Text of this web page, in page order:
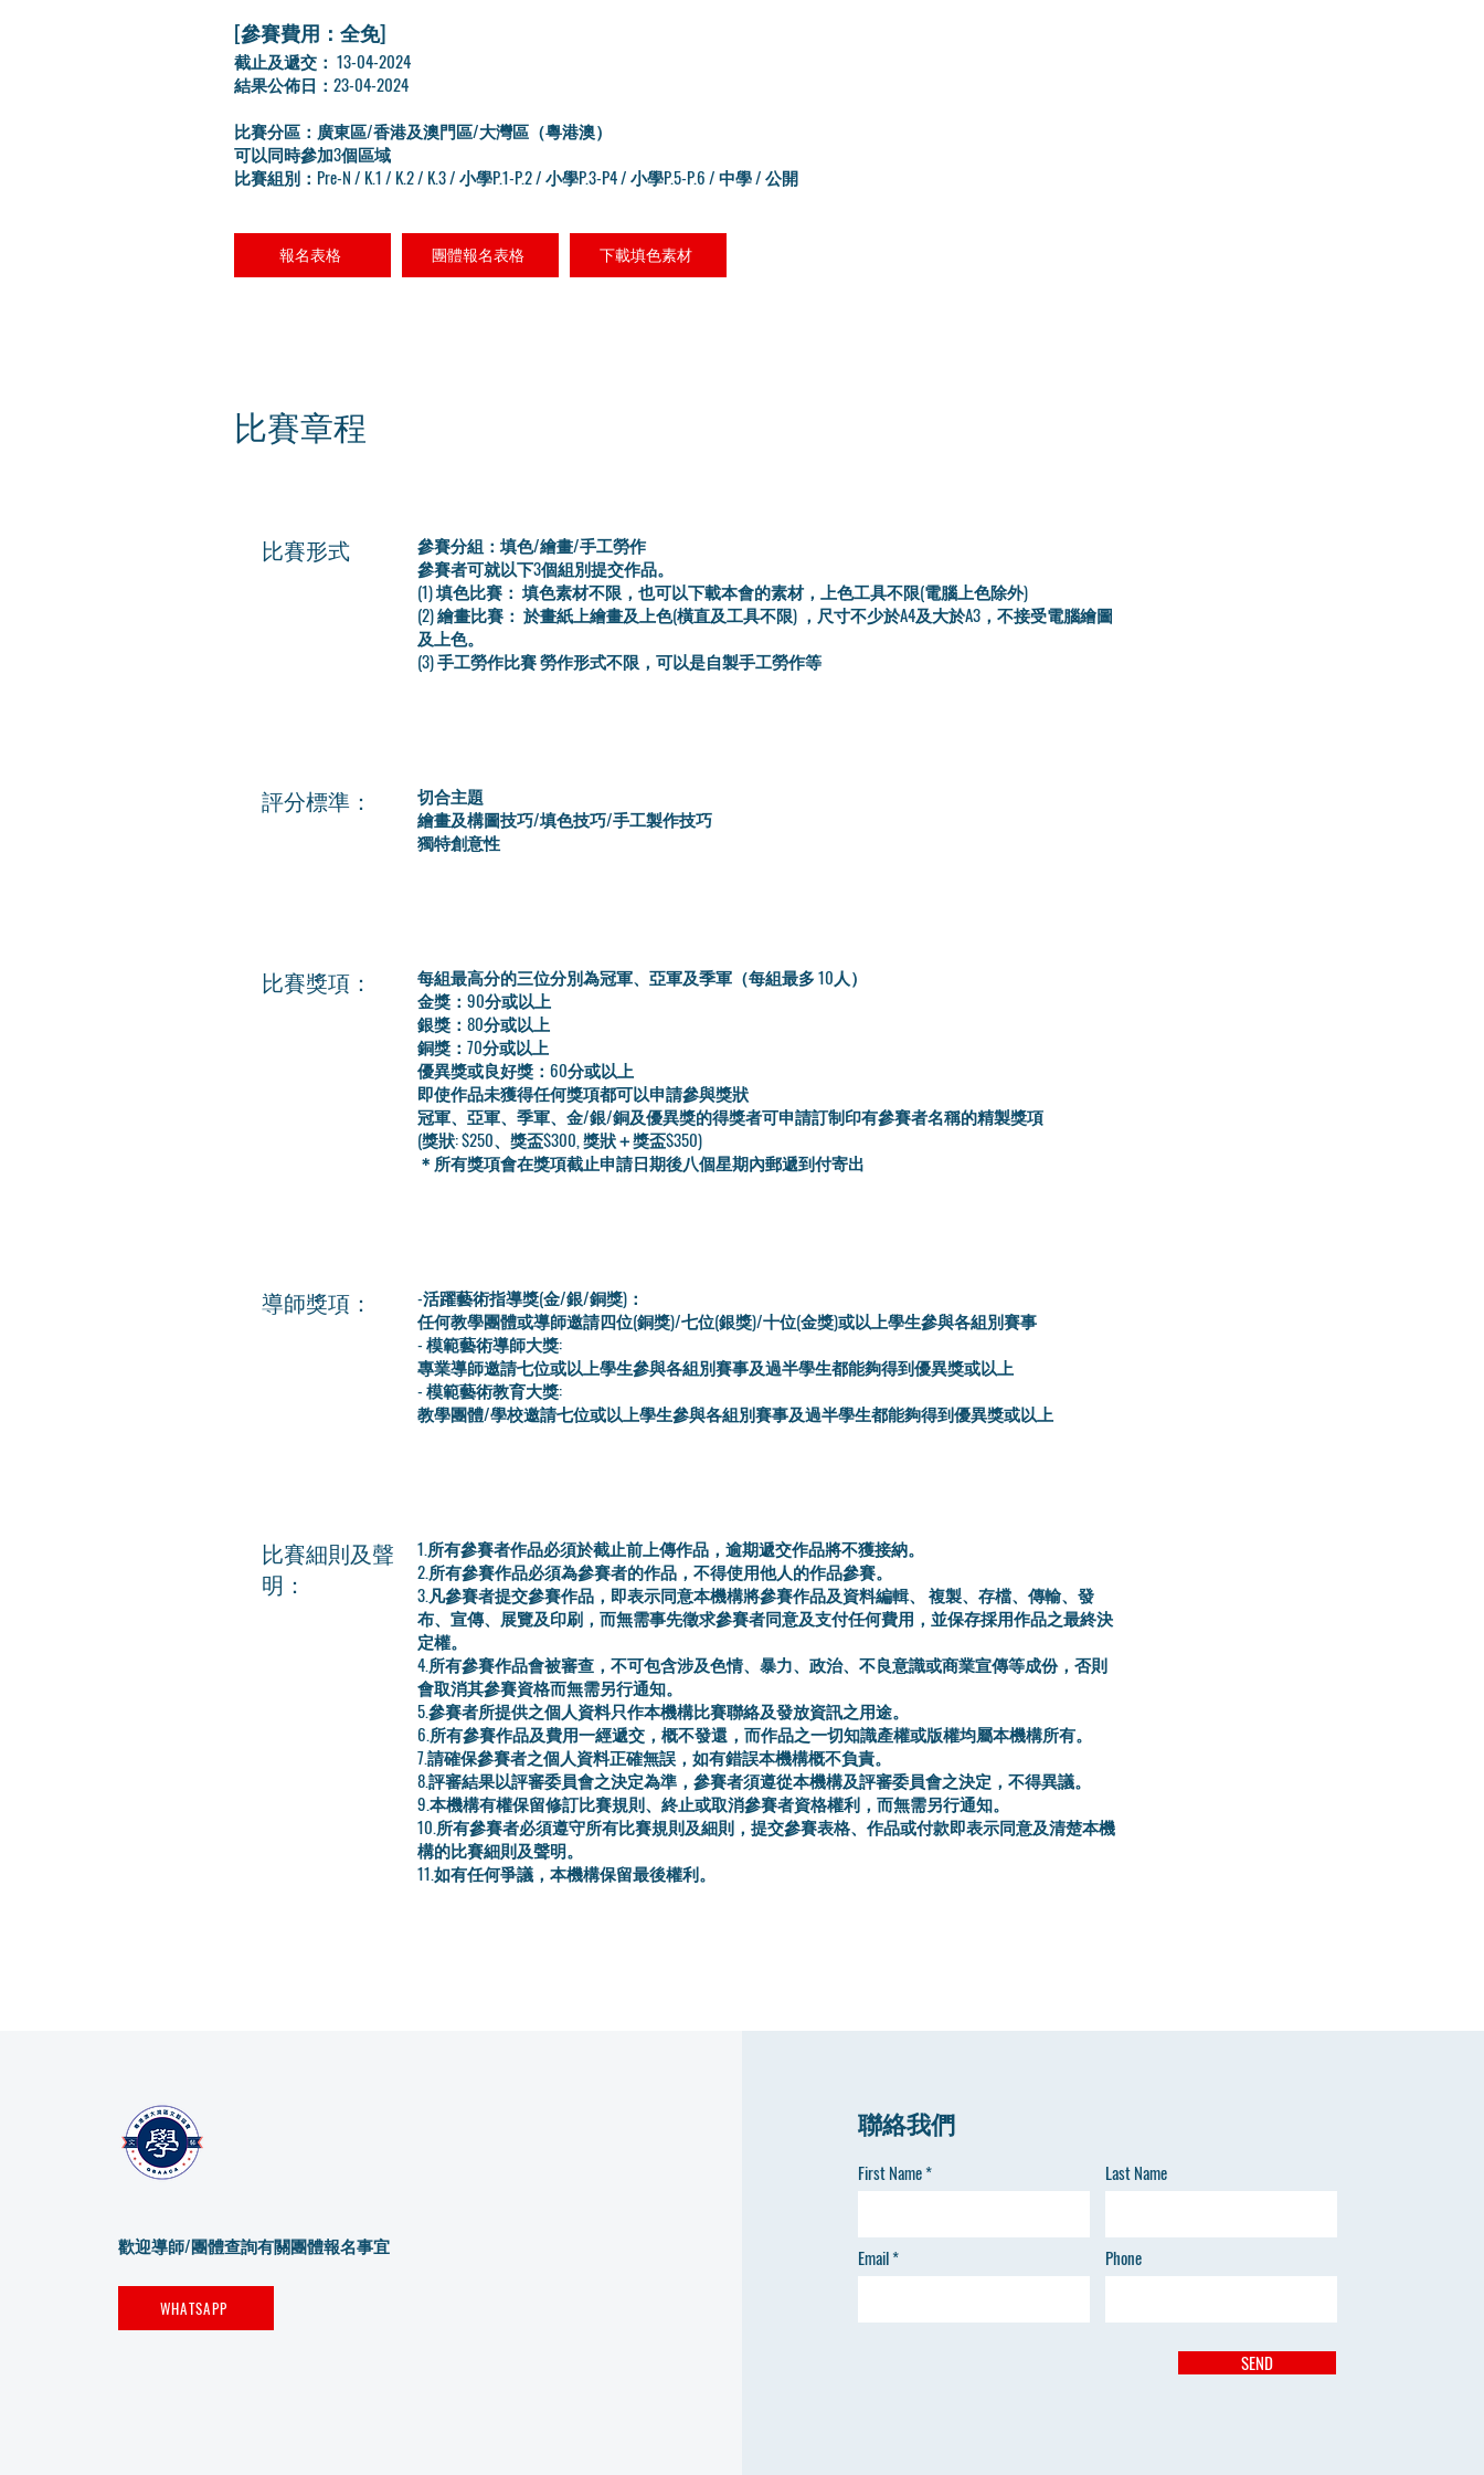
[參賽費用：全免]
​截止及遞交： 13-04-2024
結果公佈日：23-04-2024
比賽分區：廣東區/香港及澳門區/大灣區（粵港澳）
可以同時參加3個區域
比賽組別：Pre-N / K.1 / K.2 / K.3 / 小學P.1-P.2 / 小學P.3-P4 / 小學P.5-P.6 / 中學 / 公開
報名表格 團體報名表格 下載填色素材
比賽章程
比賽形式
參賽分組：填色/繪畫/手工勞作
參賽者可就以下3個組別提交作品。
(1) 填色比賽： 填色素材不限，也可以下載本會的素材，上色工具不限(電腦上色除外)
(2) 繪畫比賽： 於畫紙上繪畫及上色(橫直及工具不限) ，尺寸不少於A4及大於A3，不接受電腦繪圖
及上色。
(3) 手工勞作比賽 勞作形式不限，可以是自製手工勞作等
評分標準：
切合主題
繪畫及構圖技巧/填色技巧/手工製作技巧
獨特創意性
比賽獎項：
每組最高分的三位分別為冠軍、亞軍及季軍（每組最多 10人）
金獎：90分或以上
銀獎：80分或以上
銅獎：70分或以上
優異獎或良好獎：60分或以上
即使作品未獲得任何獎項都可以申請參與獎狀
冠軍、亞軍、季軍、金/銀/銅及優異獎的得獎者可申請訂制印有參賽者名稱的精製獎項
(獎狀: $250、獎盃$300, 獎狀＋獎盃$350)
＊所有獎項會在獎項截止申請日期後八個星期內郵遞到付寄出
導師獎項：
-活躍藝術指導獎(金/銀/銅獎)：
任何教學團體或導師邀請四位(銅獎)/七位(銀獎)/十位(金獎)或以上學生參與各組別賽事
- 模範藝術導師大獎:
專業導師邀請七位或以上學生參與各組別賽事及過半學生都能夠得到優異獎或以上
- 模範藝術教育大獎:
教學團體/學校邀請七位或以上學生參與各組別賽事及過半學生都能夠得到優異獎或以上
比賽細則及聲
明：
1.所有參賽者作品必須於截止前上傳作品，逾期遞交作品將不獲接納。
2.所有參賽作品必須為參賽者的作品，不得使用他人的作品參賽。
3.凡參賽者提交參賽作品，即表示同意本機構將參賽作品及資料編輯、 複製、存檔、傳輸、發
布、宣傳、展覽及印刷，而無需事先徵求參賽者同意及支付任何費用，並保存採用作品之最終決
定權。
4.所有參賽作品會被審查，不可包含涉及色情、暴力、政治、不良意識或商業宣傳等成份，否則
會取消其參賽資格而無需另行通知。
5.參賽者所提供之個人資料只作本機構比賽聯絡及發放資訊之用途。
6.所有參賽作品及費用一經遞交，概不發還，而作品之一切知識產權或版權均屬本機構所有。
7.請確保參賽者之個人資料正確無誤，如有錯誤本機構概不負責。
8.評審結果以評審委員會之決定為準，參賽者須遵從本機構及評審委員會之決定，不得異議。
9.本機構有權保留修訂比賽規則、終止或取消參賽者資格權利，而無需另行通知。
10.所有參賽者必須遵守所有比賽規則及細則，提交參賽表格、作品或付款即表示同意及清楚本機
構的比賽細則及聲明。
11.如有任何爭議，本機構保留最後權利。
歡迎導師/團體查詢有關團體報名事宜
WHATSAPP
聯絡我們
First Name
Email
Last Name
Phone
SEND